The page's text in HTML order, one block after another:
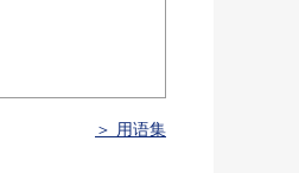
＞ 用语集